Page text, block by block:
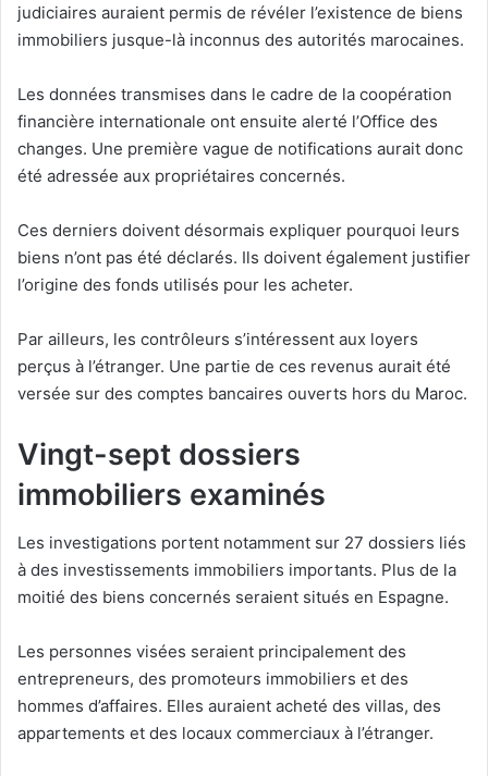
judiciaires auraient permis de révéler l’existence de biens
immobiliers jusque-là inconnus des autorités marocaines.
Les données transmises dans le cadre de la coopération
financière internationale ont ensuite alerté l’Office des
changes. Une première vague de notifications aurait donc
été adressée aux propriétaires concernés.
Ces derniers doivent désormais expliquer pourquoi leurs
biens n’ont pas été déclarés. Ils doivent également justifier
l’origine des fonds utilisés pour les acheter.
Par ailleurs, les contrôleurs s’intéressent aux loyers
perçus à l’étranger. Une partie de ces revenus aurait été
versée sur des comptes bancaires ouverts hors du Maroc.
Vingt-sept dossiers
immobiliers examinés
Les investigations portent notamment sur 27 dossiers liés
à des investissements immobiliers importants. Plus de la
moitié des biens concernés seraient situés en Espagne.
Les personnes visées seraient principalement des
entrepreneurs, des promoteurs immobiliers et des
hommes d’affaires. Elles auraient acheté des villas, des
appartements et des locaux commerciaux à l’étranger.